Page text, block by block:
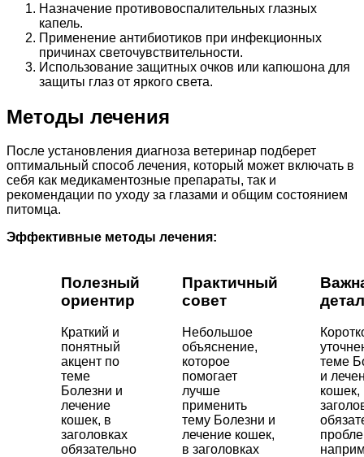
Назначение противовоспалительных глазных
капель.
Применение антибиотиков при инфекционных
причинах светочувствительности.
Использование защитных очков или капюшона для
защиты глаз от яркого света.
Методы лечения
После установления диагноза ветеринар подберет
оптимальный способ лечения, который может включать в
себя как медикаментозные препараты, так и
рекомендации по уходу за глазами и общим состоянием
питомца.
Эффективные методы лечения:
Полезный
ориентир
Краткий и
понятный
акцент по
теме
Болезни и
лечение
кошек, в
заголовках
обязательно
Практичный
совет
Небольшое
объяснение,
которое
помогает
лучше
применить
тему Болезни и
лечение кошек,
в заголовках
теме
и
кошек,